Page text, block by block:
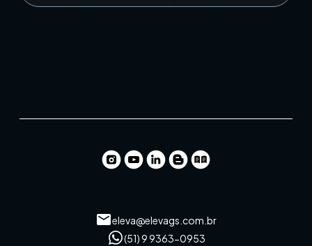
eleva@elevags.com.br
(51) 9 9363-0953